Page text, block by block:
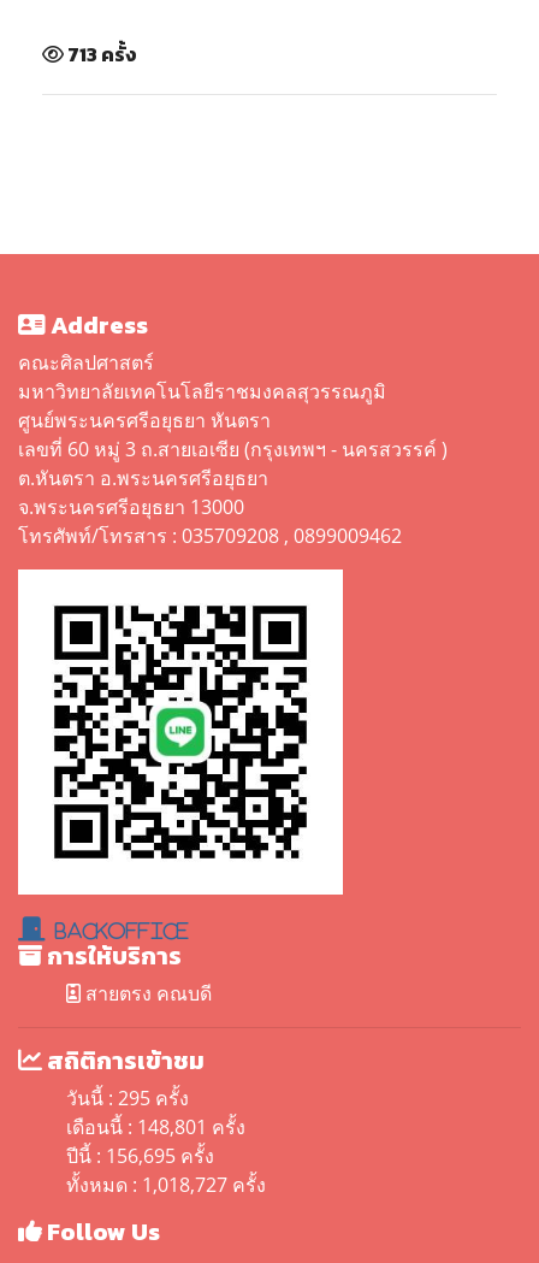
713 ครั้ง
Address
คณะศิลปศาสตร์
มหาวิทยาลัยเทคโนโลยีราชมงคลสุวรรณภูมิ
ศูนย์พระนครศรีอยุธยา หันตรา
เลขที่ 60 หมู่ 3 ถ.สายเอเซีย (กรุงเทพฯ - นครสวรรค์ )
ต.หันตรา อ.พระนครศรีอยุธยา
จ.พระนครศรีอยุธยา 13000
โทรศัพท์/โทรสาร : 035709208 , 0899009462
BackOffice
การให้บริการ
สายตรง คณบดี
สถิติการเข้าชม
วันนี้ : 295 ครั้ง
เดือนนี้ : 148,801 ครั้ง
ปีนี้ : 156,695 ครั้ง
ทั้งหมด : 1,018,727 ครั้ง
Follow Us